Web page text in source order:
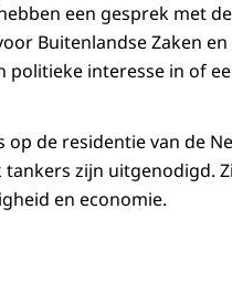
een gesprek met
Buitenlandse Zaken en
interesse in of
de residentie van de
zijn uitgenodigd.
en economie.